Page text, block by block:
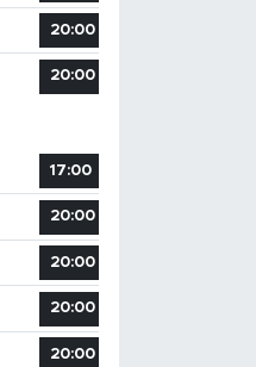
20:00
20:00
17:00
20:00
20:00
20:00
20:00